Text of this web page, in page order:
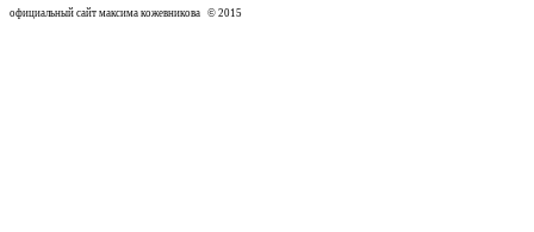
официальный сайт максима кожевникова © 2015